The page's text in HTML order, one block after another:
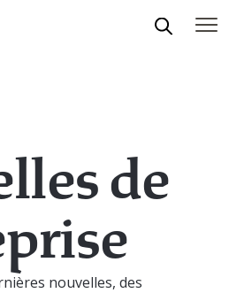
de
nouvelles, des